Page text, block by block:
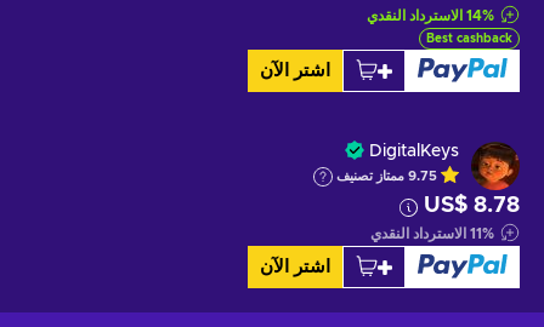
14% الاسترداد النقدي
Best cashback
اشتر الآن
DigitalKeys
9.75 ممتاز تصنيف
US$ 8.78
11% الاسترداد النقدي
اشتر الآن